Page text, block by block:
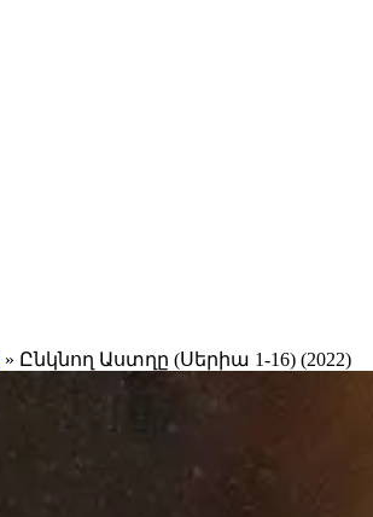
» Ընկնող Աստղը (Սերիա 1-16) (2022)